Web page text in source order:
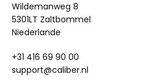
Wildemanweg 8
5301LT Zaltbommel
Niederlande
+31 416 69 90 00
support@caliber.nl